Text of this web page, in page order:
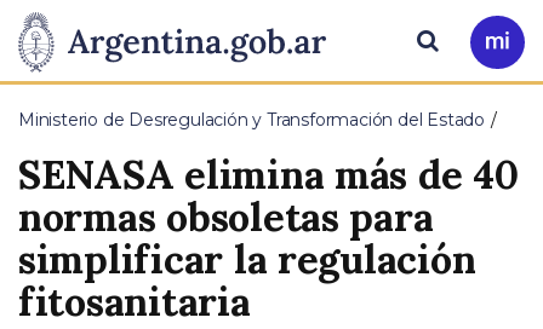
Presidencia
de
la
Nación
Pasar al contenido principal
Ir
a
Buscar
Ministerio de Desregulación y Transformación del Estado
SENASA elimina más de 40
normas obsoletas para
simplificar la regulación
fitosanitaria